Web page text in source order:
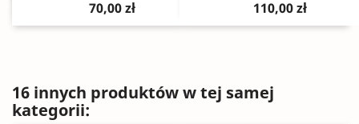
70,00 zł 110,00 zł
16 innych produktów w tej samej
kategorii: